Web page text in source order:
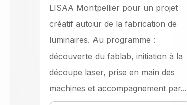
LISAA Montpellier pour un projet
créatif autour de la fabrication de
luminaires. Au programme :
découverte du fablab, initiation à la
découpe laser, prise en main des
machines et accompagnement par...